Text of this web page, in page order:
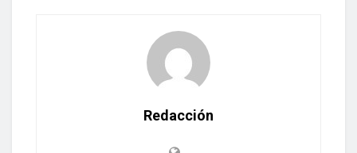
Redacción